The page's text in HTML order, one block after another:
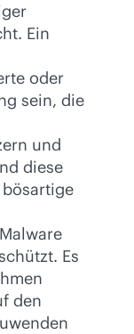
Ein
oder
sein, die
und
diese
Es
den